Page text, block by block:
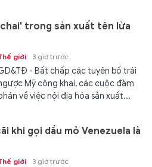
trong sản xuất tên lửa
giới 3 giờ trước
- Bất chấp các tuyên bố trái
Mỹ công khai, các cuộc đàm
về việc nội địa hóa sản xuất...
khi gọi dầu mỏ Venezuela là
giới 3 giờ trước